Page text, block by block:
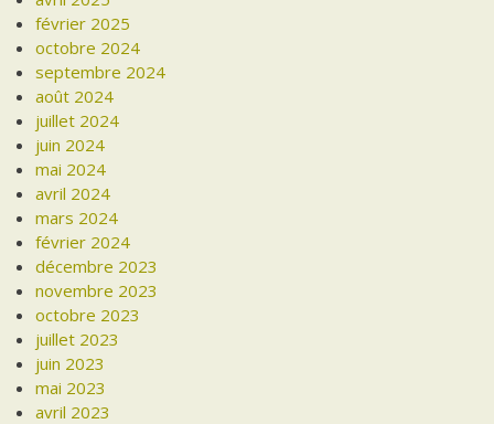
février 2025
octobre 2024
septembre 2024
août 2024
juillet 2024
juin 2024
mai 2024
avril 2024
mars 2024
février 2024
décembre 2023
novembre 2023
octobre 2023
juillet 2023
juin 2023
mai 2023
avril 2023